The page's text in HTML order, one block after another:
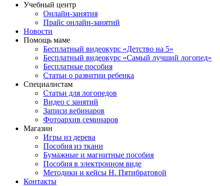
Учебный центр
Онлайн-занятия
Прайс онлайн-занятий
Новости
Помощь маме
Бесплатный видеокурс «Детство на 5»
Бесплатный видеокурс «Самый лучший логопед»
Бесплатные пособия
Статьи о развитии ребенка
Специалистам
Статьи для логопедов
Видео с занятий
Записи вебинаров
Фотоархив семинаров
Магазин
Игры из дерева
Пособия из ткани
Бумажные и магнитные пособия
Пособия в электронном виде
Методики и кейсы Н. Пятибратовой
Контакты